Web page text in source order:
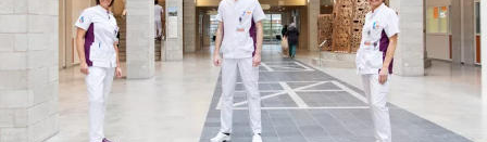
V.H. (Virginie) Meuleman-van Waning
A.D. (Anouk) Rozeman
J.C. (Christine) Verboon
M.O.W. (Mark) Friebel
C.H.M. (Cathelijne) Verhoeven – van Wettum